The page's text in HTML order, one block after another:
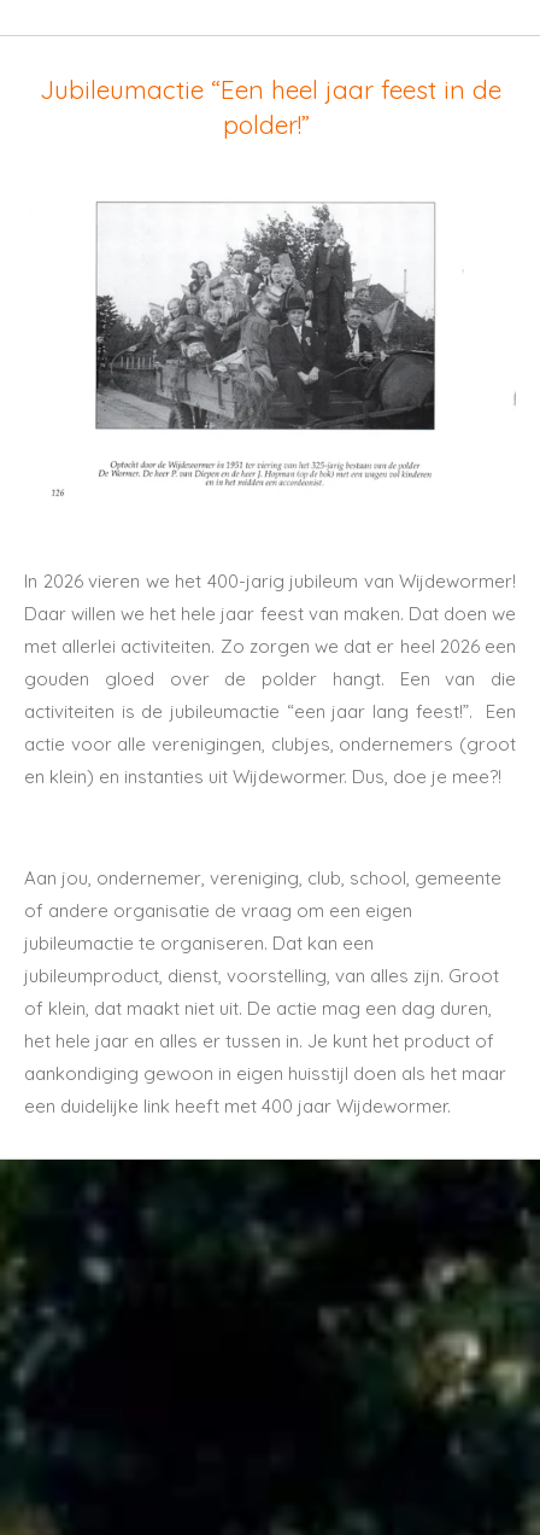
Jubileumactie “Een heel jaar feest in de
polder!”
In 2026 vieren we het 400-jarig jubileum van Wijdewormer!
Daar willen we het hele jaar feest van maken. Dat doen we
met allerlei activiteiten. Zo zorgen we dat er heel 2026 een
gouden gloed over de polder hangt. Een van die
activiteiten is de jubileumactie “een jaar lang feest!”. Een
actie voor alle verenigingen, clubjes, ondernemers (groot
en klein) en instanties uit Wijdewormer. Dus, doe je mee?!
Aan jou, ondernemer, vereniging, club, school, gemeente
of andere organisatie de vraag om een eigen
jubileumactie te organiseren. Dat kan een
jubileumproduct, dienst, voorstelling, van alles zijn. Groot
of klein, dat maakt niet uit. De actie mag een dag duren,
het hele jaar en alles er tussen in. Je kunt het product of
aankondiging gewoon in eigen huisstijl doen als het maar
een duidelijke link heeft met 400 jaar Wijdewormer.